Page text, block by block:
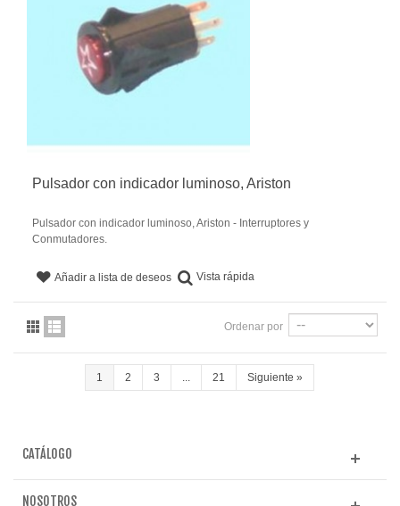
Pulsador con indicador luminoso, Ariston
Pulsador con indicador luminoso, Ariston - Interruptores y
Conmutadores.
Añadir a lista de deseos Vista rápida
Ordenar por
1 2 3 21 Siguiente »
CATÁLOGO
NOSOTROS